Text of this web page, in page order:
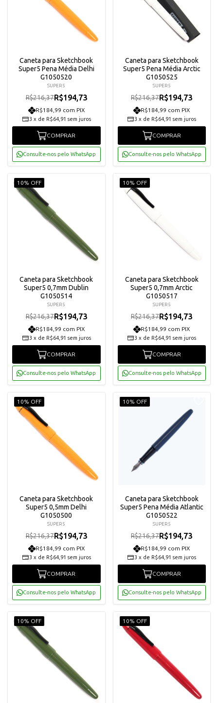
Caneta para Sketchbook
Super5 Pena Média Delhi
G1050520
SUPER5
R$216,37R$194,73
R$184,99 com PIX
3 x de R$64,91 sem juros
COMPRAR
Consulte-nos pelo WhatsApp
Caneta para Sketchbook
Super5 Pena Média Arctic
G1050525
SUPER5
R$216,37R$194,73
R$184,99 com PIX
3 x de R$64,91 sem juros
COMPRAR
Consulte-nos pelo WhatsApp
10% OFF
Caneta para Sketchbook
Super5 0,7mm Dublin
G1050514
SUPER5
R$216,37R$194,73
R$184,99 com PIX
3 x de R$64,91 sem juros
COMPRAR
Consulte-nos pelo WhatsApp
10% OFF
Caneta para Sketchbook
Super5 0,7mm Arctic
G1050517
SUPER5
R$216,37R$194,73
R$184,99 com PIX
3 x de R$64,91 sem juros
COMPRAR
Consulte-nos pelo WhatsApp
10% OFF
Caneta para Sketchbook
Super5 0,5mm Delhi
G1050500
SUPER5
R$216,37R$194,73
R$184,99 com PIX
3 x de R$64,91 sem juros
COMPRAR
Consulte-nos pelo WhatsApp
10% OFF
Caneta para Sketchbook
Super5 Pena Média Atlantic
G1050522
SUPER5
R$216,37R$194,73
R$184,99 com PIX
3 x de R$64,91 sem juros
COMPRAR
Consulte-nos pelo WhatsApp
10% OFF 10% OFF